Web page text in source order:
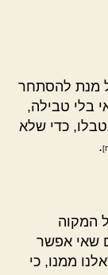
מנת להסתחר
בלי טבילה,
כדי שלא
.
המקוה
שאי אפשר
ממנו, כי